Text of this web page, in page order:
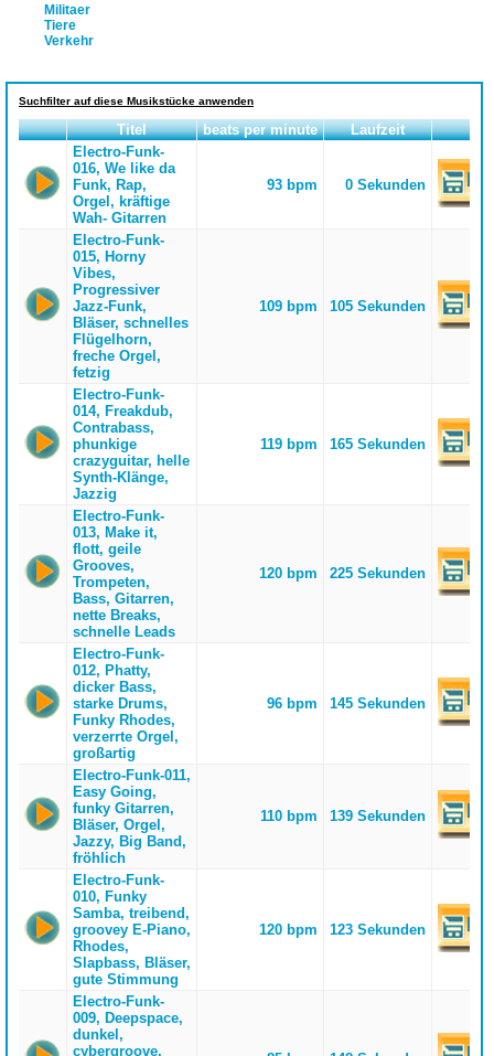
Militaer
Tiere
Verkehr
Suchfilter auf diese Musikstücke anwenden
Titel beats per minute
Laufzeit
Electro-Funk-
016, We like da
Funk, Rap,
Orgel, kräftige
Wah- Gitarren
93 bpm 0 Sekunden
Electro-Funk-
015, Horny
Vibes,
Progressiver
Jazz-Funk,
Bläser, schnelles
Flügelhorn,
freche Orgel,
fetzig
109 bpm 105 Sekunden
Electro-Funk-
014, Freakdub,
Contrabass,
phunkige
crazyguitar, helle
Synth-Klänge,
Jazzig
119 bpm 165 Sekunden
Electro-Funk-
013, Make it,
flott, geile
Grooves,
Trompeten,
Bass, Gitarren,
nette Breaks,
schnelle Leads
120 bpm 225 Sekunden
Electro-Funk-
012, Phatty,
dicker Bass,
starke Drums,
Funky Rhodes,
verzerrte Orgel,
großartig
96 bpm 145 Sekunden
Electro-Funk-011,
Easy Going,
funky Gitarren,
Bläser, Orgel,
Jazzy, Big Band,
fröhlich
110 bpm 139 Sekunden
Electro-Funk-
010, Funky
Samba, treibend,
groovey E-Piano,
Rhodes,
Slapbass, Bläser,
gute Stimmung
120 bpm 123 Sekunden
Electro-Funk-
009, Deepspace,
dunkel,
cybergroove,